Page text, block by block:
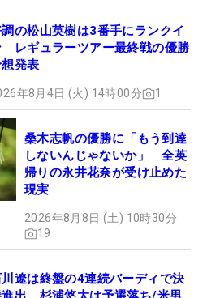
ン（-12）
ティス（-5）
ンサー（-2）
（+1）
ンク（+3）
の松山英樹は3番手にランクイ
レギュラーツアー最終戦の優勝
発表
年8月4日 (火) 14時00分 1
桑木志帆の優勝に「もう到達
しないんじゃないか」 全英
帰りの永井花奈が受け止めた
現実
2026年8月8日 (土) 10時30分
19
遼は終盤の4連続バーディで決